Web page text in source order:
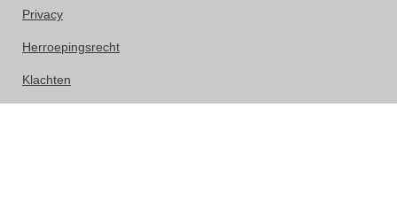
Privacy
Herroepingsrecht
Klachten